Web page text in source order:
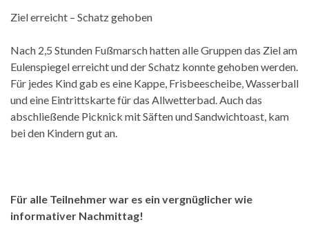
Ziel erreicht – Schatz gehoben
Nach 2,5 Stunden Fußmarsch hatten alle Gruppen das Ziel am
Eulenspiegel erreicht und der Schatz konnte gehoben werden.
Für jedes Kind gab es eine Kappe, Frisbeescheibe, Wasserball
und eine Eintrittskarte für das Allwetterbad. Auch das
abschließende Picknick mit Säften und Sandwichtoast, kam
bei den Kindern gut an.
Für alle Teilnehmer war es ein vergnüglicher wie
informativer Nachmittag!